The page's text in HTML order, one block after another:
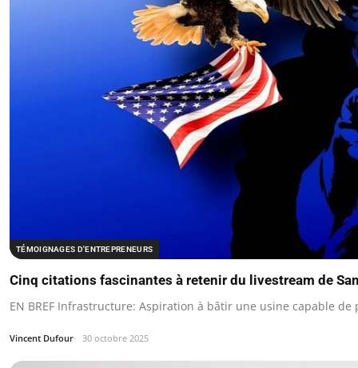
TÉMOIGNAGES D'ENTREPRENEURS
Cinq citations fascinantes à retenir du livestream de
EN BREF Infrastructure: Aspiration à bâtir une usine capable
Vincent Dufour 30 octobre 2025